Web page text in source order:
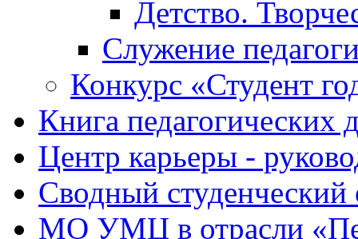
Детство.
Служение
Конкурс «Студент
Книга педагогических
Центр карьеры -
Сводный
МО УМЦ в отрасли